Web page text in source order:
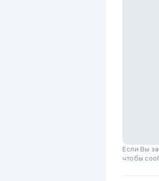
Если Вы
чтобы